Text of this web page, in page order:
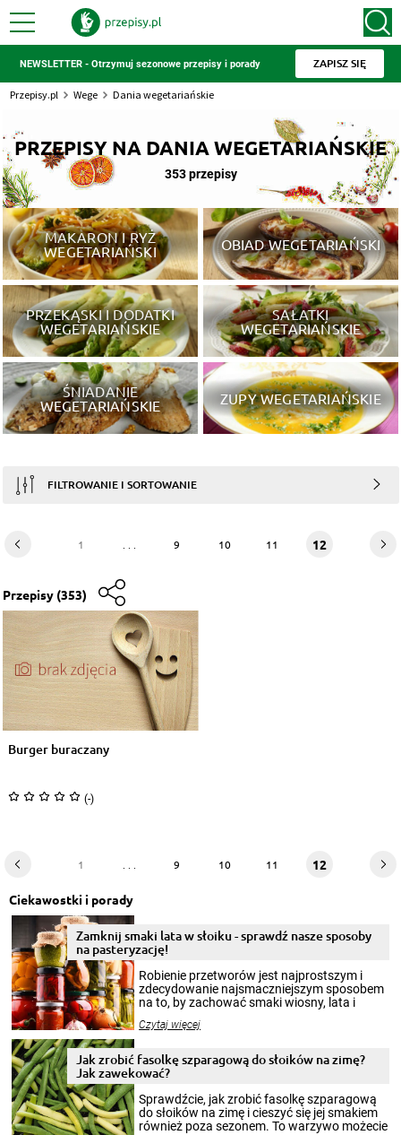
NEWSLETTER - Otrzymuj sezonowe przepisy i porady ZAPISZ SIĘ
Przepisy.pl Wege Dania wegetariańskie
PRZEPISY NA DANIA WEGETARIAŃSKIE
353 przepisy
MAKARON I RYŻ
WEGETARIAŃSKI
OBIAD WEGETARIAŃSKI
PRZEKĄSKI I DODATKI
WEGETARIAŃSKIE
SAŁATKI
WEGETARIAŃSKIE
ŚNIADANIE
WEGETARIAŃSKIE
ZUPY WEGETARIAŃSKIE
FILTROWANIE I SORTOWANIE
1 9 10 11 12
Przepisy (353)
Burger buraczany
(-)
1 . . . 9 10 11 12
Ciekawostki i porady
Zamknij smaki lata w słoiku - sprawdź nasze sposoby
na pasteryzację!
Robienie przetworów jest najprostszym i
zdecydowanie najsmaczniejszym sposobem
na to, by zachować smaki wiosny, lata i
krajobrazów, by cieszyć nimi oko w sezonie
pełni poczuć atmosferę cieplejszych
miesięcy. Przygotowanie słoików ze
patenty, które pozwolą zachować świeżość
przetworów.
Czytaj więcej
Jak zrobić fasolkę szparagową do słoików na zimę?
Jak zawekować?
Sprawdźcie, jak zrobić fasolkę szparagową
do słoików na zimę i cieszyć się jej smakiem
również poza sezonem. To warzywo możecie